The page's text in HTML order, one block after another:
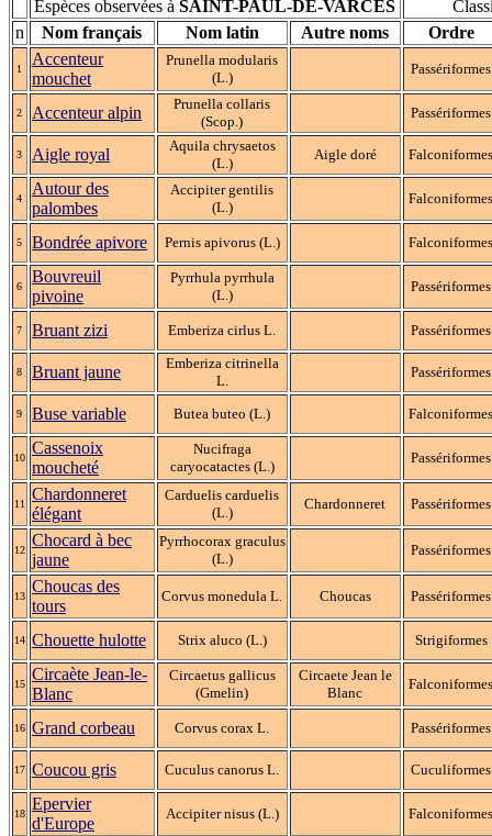
Espèces observées àSAINT-PAUL-DE-VARCES
n
Nom français Nom latin Autre noms Ordre
1
Accenteur
mouchet
Prunella modularis
(L.)
Passériformes
2 Accenteur alpin
Prunella collaris
(Scop.)
Passériformes
3 Aigle royal
Aquila chrysaetos
(L.)
Aigle doré
4
Autour des
palombes
Accipiter gentilis
(L.)
5 Bondrée apivore Pernis apivorus (L.)
6
Bouvreuil
pivoine
Pyrrhula pyrrhula
(L.)
Passériformes
7 Bruant zizi Emberiza cirlus L. Passériformes
8 Bruant jaune
Emberiza citrinella
L.
Passériformes
9 Buse variable Butea buteo (L.)
10
Cassenoix
moucheté
Nucifraga
caryocatactes (L.)
Passériformes
11
Chardonneret
élégant
Carduelis carduelis
(L.)
Chardonneret Passériformes
12
Chocard à bec
jaune
Pyrrhocorax graculus
(L.)
Passériformes
13
Choucas des
tours
Corvus monedula L. Choucas Passériformes
14 Chouette hulotte Strix aluco (L.) Strigiformes
15
Circaète Jean-le-
Blanc
Circaetus gallicus
(Gmelin)
Circaete Jean le
Blanc
16 Grand corbeau Corvus corax L. Passériformes
17 Coucou gris Cuculus canorus L. Cuculiformes
18
Epervier
d'Europe
Accipiter nisus (L.)